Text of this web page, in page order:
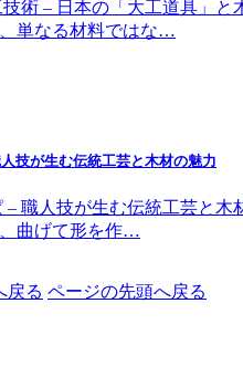
術 – 日本の「大工道具」
単なる材料ではな…
技が生む伝統工芸と木材の魅力
– 職人技が生む伝統工芸と
曲げて形を作…
戻る ページの先頭へ戻る